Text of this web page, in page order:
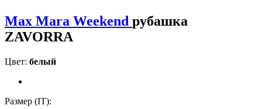
Max Mara Weekend рубашка
ZAVORRA
Цвет: белый
Размер (IT):